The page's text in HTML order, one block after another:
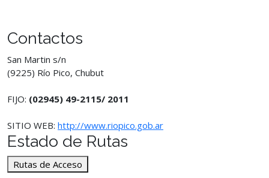
Contactos
San Martin s/n
(9225) Río Pico, Chubut
FIJO: (02945) 49-2115/ 2011
SITIO WEB: http://www.riopico.gob.ar
Estado de Rutas
Rutas de Acceso